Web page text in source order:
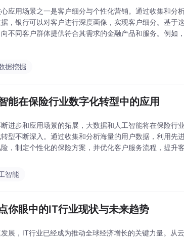
应用场景之一是客户细分与个性化营销。通过收集和分
，银行可以对客户进行深度画像，实现客户细分。基于
不同客户群体提供符合其需求的金融产品和服务。例如
据挖掘
能在保险行业数字化转型中的应用
进步和应用场景的拓展，大数据和人工智能将在保险行
型不断深入。通过收集和分析海量的用户数据，利用先
，制定个性化的保险方案，并优化客户服务流程，提升
算法
智能
你眼中的IT行业现状与未来趋势
展，IT行业已经成为推动全球经济增长的关键力量。从